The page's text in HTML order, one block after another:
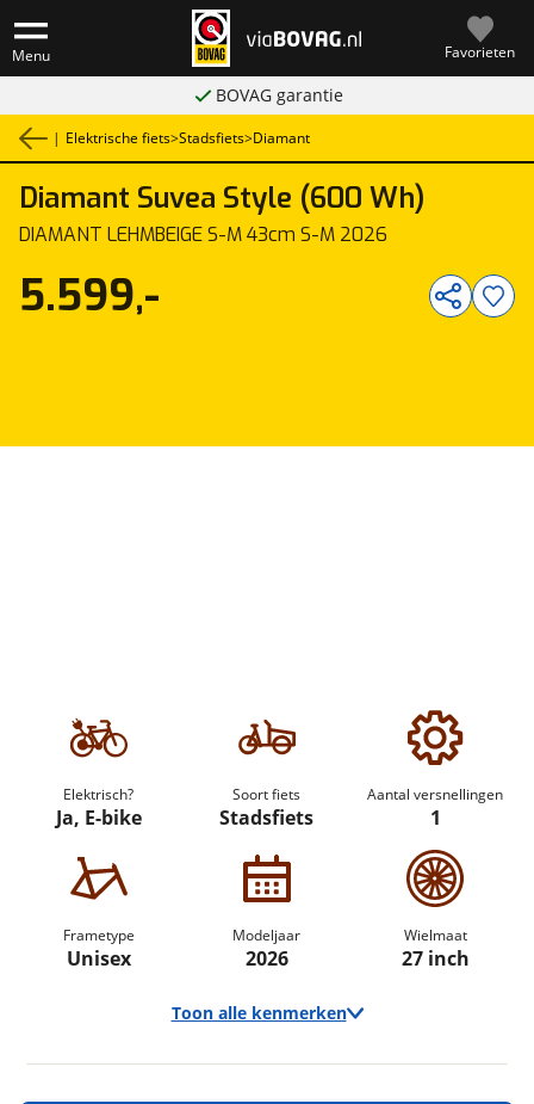
Menu Favorieten
BOVAG garantie
| Elektrische fiets>Stadsfiets>Diamant
Diamant Suvea Style (600 Wh)
DIAMANT LEHMBEIGE S-M 43cm S-M 2026
Elektrisch?
Ja, E-bike
Soort fiets
Stadsfiets
Aantal versnellingen
1
Frametype
Unisex
Modeljaar
2026
Wielmaat
27 inch
Toon alle kenmerken
5.599,-